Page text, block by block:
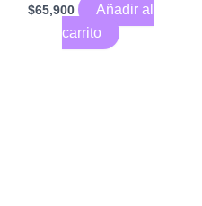
$65,900
Añadir al
carrito